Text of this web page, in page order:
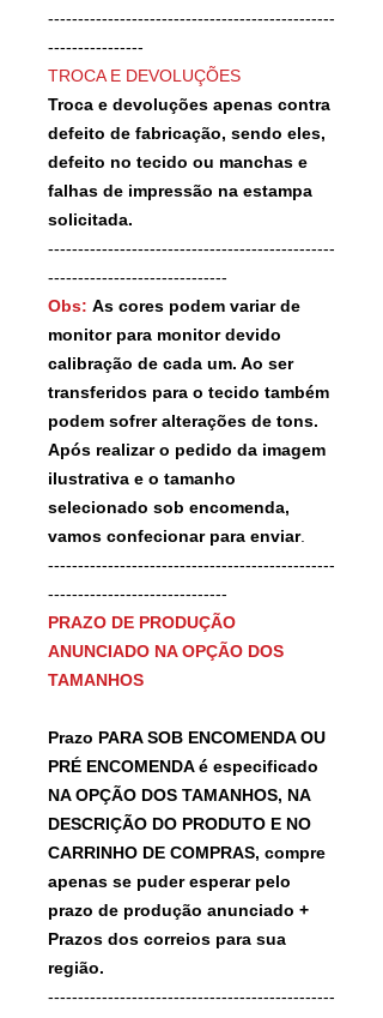
------------------------------------------------
----------------
TROCA E DEVOLUÇÕES
Troca e devoluções apenas contra
defeito de fabricação, sendo eles,
defeito no tecido ou manchas e
falhas de impressão na estampa
solicitada.
------------------------------------------------
------------------------------
Obs: As cores podem variar de
monitor para monitor devido
calibração de cada um. Ao ser
transferidos para o tecido também
podem sofrer alterações de tons.
Após realizar o pedido da imagem
ilustrativa e o tamanho
selecionado sob encomenda,
vamos confecionar para enviar.
------------------------------------------------
------------------------------
PRAZO DE PRODUÇÃO
ANUNCIADO NA OPÇÃO DOS
TAMANHOS
Prazo PARA SOB ENCOMENDA OU
PRÉ ENCOMENDA é especificado
NA OPÇÃO DOS TAMANHOS, NA
DESCRIÇÃO DO PRODUTO E NO
CARRINHO DE COMPRAS, compre
apenas se puder esperar pelo
prazo de produção anunciado +
Prazos dos correios para sua
região.
------------------------------------------------